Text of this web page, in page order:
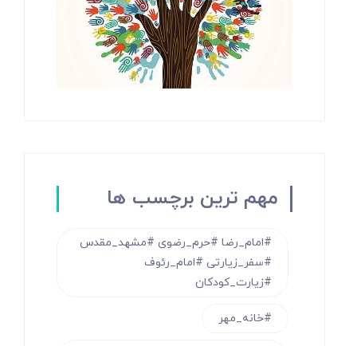
مهم ترین برچسب ها
#امام_رضا #حرم_رضوی #مشهد_مقدس
#سفر_زیارتی #امام_رئوف
#زیارت_کودکان
#خانه_مهر